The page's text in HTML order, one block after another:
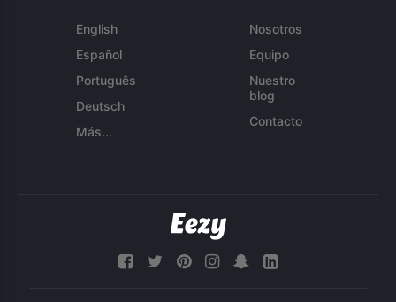
English
Español
Português
Deutsch
Más...
Nosotros
Equipo
Nuestro
blog
Contacto